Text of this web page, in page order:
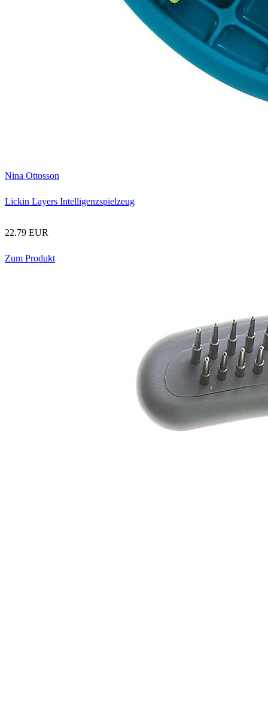
Nina Ottosson
Lickin Layers Intelligenzspielzeug
22.79 EUR
Zum Produkt